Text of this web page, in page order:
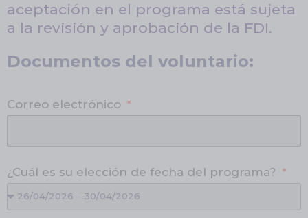
aceptación en el programa está sujeta
a la revisión y aprobación de la FDI.
Documentos del voluntario:
Correo electrónico
¿Cuál es su elección de fecha del programa?